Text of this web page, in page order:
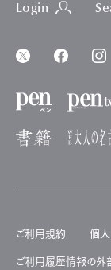
Login
ご利用規約 個人
ご利用履歴情報の外